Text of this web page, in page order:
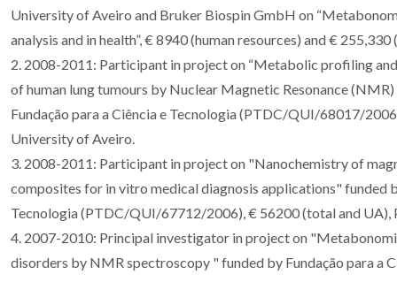
University of Aveiro and Bruker Biospin GmbH on
analysis and in health”, € 8940 (human resources) and €
2. 2008-2011: Participant in project on “Metabolic profiling
of human lung tumours by Nuclear Magnetic Resonance
Fundação para a Ciência e Tecnologia (PTDC/QUI/68017/
University of Aveiro.
3. 2008-2011: Participant in project on "Nanochemistry of
composites for in vitro medical diagnosis applications" funded
Tecnologia (PTDC/QUI/67712/2006), € 56200 (total and UA),
4. 2007-2010: Principal investigator in project on
disorders by NMR spectroscopy " funded by Fundação para a